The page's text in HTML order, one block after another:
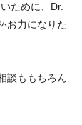
ために、Dr.
お力になりた
談ももちろん